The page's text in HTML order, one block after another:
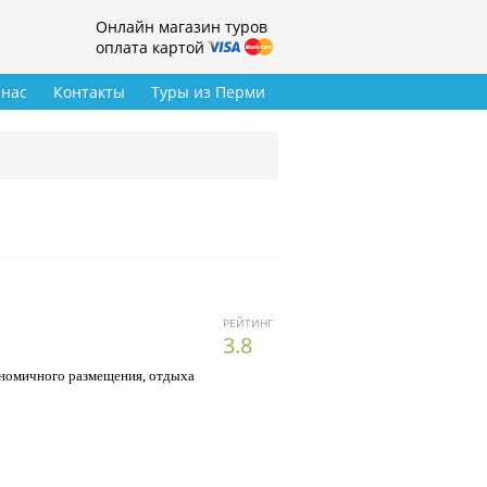
Онлайн магазин туров
оплата картой
Туры из Перми
Контакты
РЕЙТИНГ
3.8
размещения, отдыха